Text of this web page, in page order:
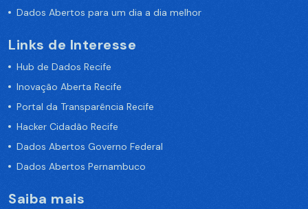
Dados Abertos para um dia a dia melhor
Links de Interesse
Hub de Dados Recife
Inovação Aberta Recife
Portal da Transparência Recife
Hacker Cidadão Recife
Dados Abertos Governo Federal
Dados Abertos Pernambuco
Saiba mais